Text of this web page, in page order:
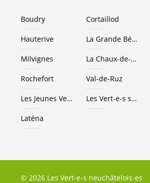
Boudry Cortaillod
Hauterive La Grande Béroche
Milvignes La Chaux-de-Fonds
Rochefort Val-de-Ruz
Les Jeunes Vert-e-s NE
Les Vert-e-s suisses
Laténa
© 2026 Les Vert-e-s neuchâtelois-es